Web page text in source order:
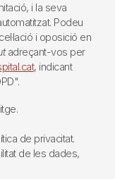
i la seva
Podeu
i oposició en
adreçant-vos per
, indicant
de privacitat.
de les dades,